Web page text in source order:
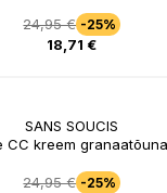
24,95 € -25%
18,71 €
SANS SOUCIS
CC kreem
24,95 € -25%